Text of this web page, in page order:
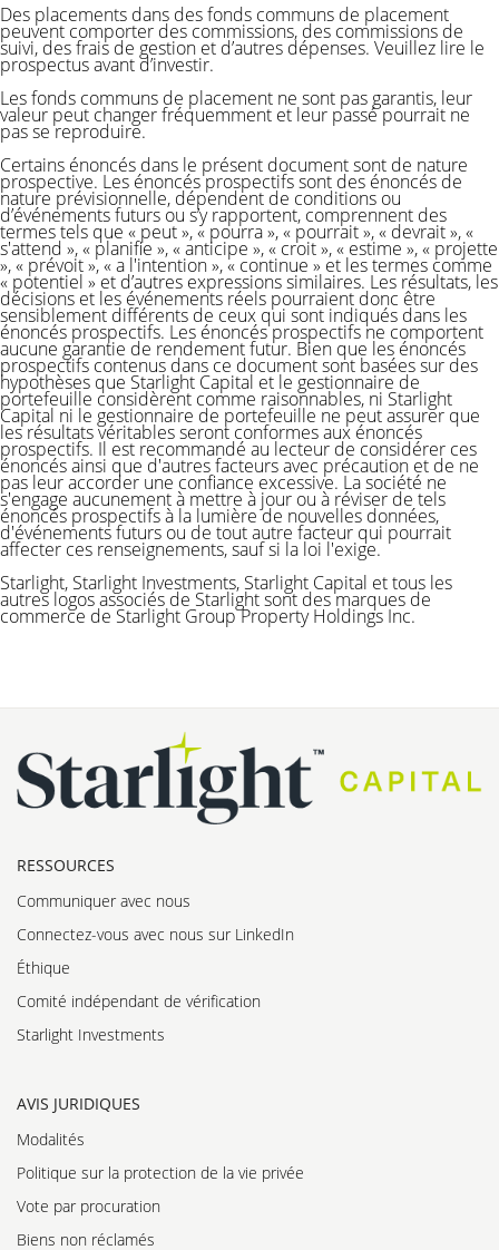
Des placements dans des fonds communs de placement
peuvent comporter des commissions, des commissions de
suivi, des frais de gestion et d’autres dépenses. Veuillez lire le
prospectus avant d’investir.
Les fonds communs de placement ne sont pas garantis, leur
valeur peut changer fréquemment et leur passé pourrait ne
pas se reproduire.
Certains énoncés dans le présent document sont de nature
prospective. Les énoncés prospectifs sont des énoncés de
nature prévisionnelle, dépendent de conditions ou
d’événements futurs ou s’y rapportent, comprennent des
termes tels que « peut », « pourra », « pourrait », « devrait », «
s'attend », « planifie », « anticipe », « croit », « estime », « projette
», « prévoit », « a l'intention », « continue » et les termes comme
« potentiel » et d’autres expressions similaires. Les résultats, les
décisions et les événements réels pourraient donc être
sensiblement différents de ceux qui sont indiqués dans les
énoncés prospectifs. Les énoncés prospectifs ne comportent
aucune garantie de rendement futur. Bien que les énoncés
prospectifs contenus dans ce document sont basées sur des
hypothèses que Starlight Capital et le gestionnaire de
portefeuille considèrent comme raisonnables, ni Starlight
Capital ni le gestionnaire de portefeuille ne peut assurer que
les résultats véritables seront conformes aux énoncés
prospectifs. Il est recommandé au lecteur de considérer ces
énoncés ainsi que d'autres facteurs avec précaution et de ne
pas leur accorder une confiance excessive. La société ne
s'engage aucunement à mettre à jour ou à réviser de tels
énoncés prospectifs à la lumière de nouvelles données,
d'événements futurs ou de tout autre facteur qui pourrait
affecter ces renseignements, sauf si la loi l'exige.
Starlight, Starlight Investments, Starlight Capital et tous les
autres logos associés de Starlight sont des marques de
commerce de Starlight Group Property Holdings Inc.
RESSOURCES
Communiquer avec nous
Connectez-vous avec nous sur LinkedIn
Éthique
Comité indépendant de vérification
Starlight Investments
AVIS JURIDIQUES
Modalités
Politique sur la protection de la vie privée
Vote par procuration
Biens non réclamés